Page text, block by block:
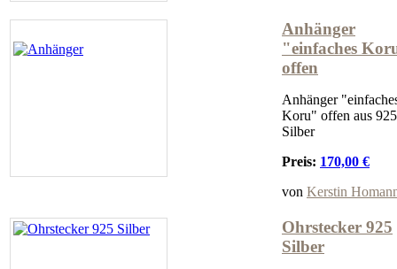
Anhänger
"einfaches
offen
Anhänger
Koru" offen aus
Silber
Preis: 170,00 €
von Kerstin
Ohrstecker 925
Silber